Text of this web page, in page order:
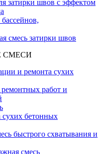
затирки швов с эффектом
смесь затирки швов
СМЕСИ
и ремонта сухих
работ и
бетонных
быстрого схватывания и
смесь